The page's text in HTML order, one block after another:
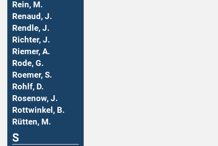
Rein, M.
Renaud, J.
Rendle, J.
Richter, J.
Riemer, A.
Rode, G.
Roemer, S.
Rohlf, D.
Rosenow, J.
Rottwinkel, B.
Rütten, M.
S